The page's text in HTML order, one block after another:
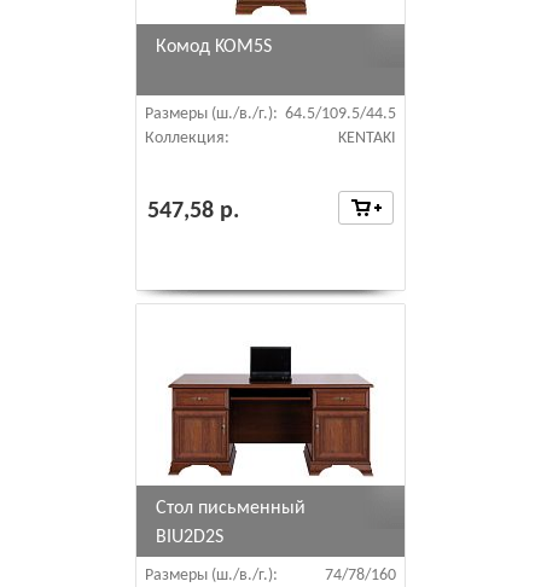
Комод KOM5S
Размеры (ш./в./г.): 64.5/109.5/44.5
Коллекция:
KENTAKI
547,58 р.
Стол письменный
BIU2D2S
Размеры (ш./в./г.):
74/78/160